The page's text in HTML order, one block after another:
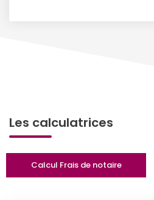
Les calculatrices
Calcul Frais de notaire